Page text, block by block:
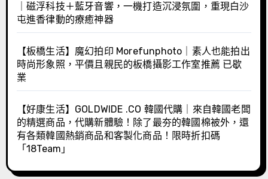
｜磁浮科技＋藍牙音響，一機打造沉浸氛圍，重現白沙
屯進香律動的療癒神器
【板橋生活】魔幻拍印 Morefunphoto｜素人也能拍出
時尚形象照，平價且親民的板橋攝影工作室推薦 已歇
業
【好康生活】GOLDWIDE .CO 韓國代購｜來自韓國老闆
的精選商品，代購新體驗！除了最夯的韓國棉被外，還
有各類韓國熱銷商品和客製化商品！限時折扣碼
「18Team」